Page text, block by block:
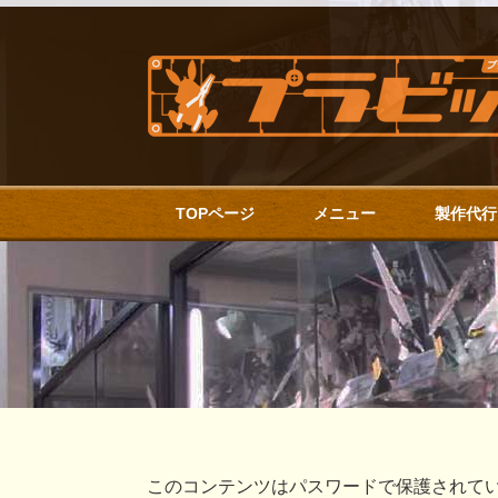
TOPページ メニュー 製作代
このコンテンツはパスワードで保護されて